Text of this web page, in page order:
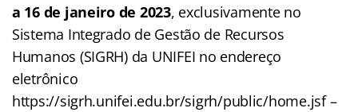
a 16 de janeiro de 2023, exclusivamente no
Sistema Integrado de Gestão de Recursos
Humanos (SIGRH) da UNIFEI no endereço
eletrônico
https://sigrh.unifei.edu.br/sigrh/public/home.jsf –